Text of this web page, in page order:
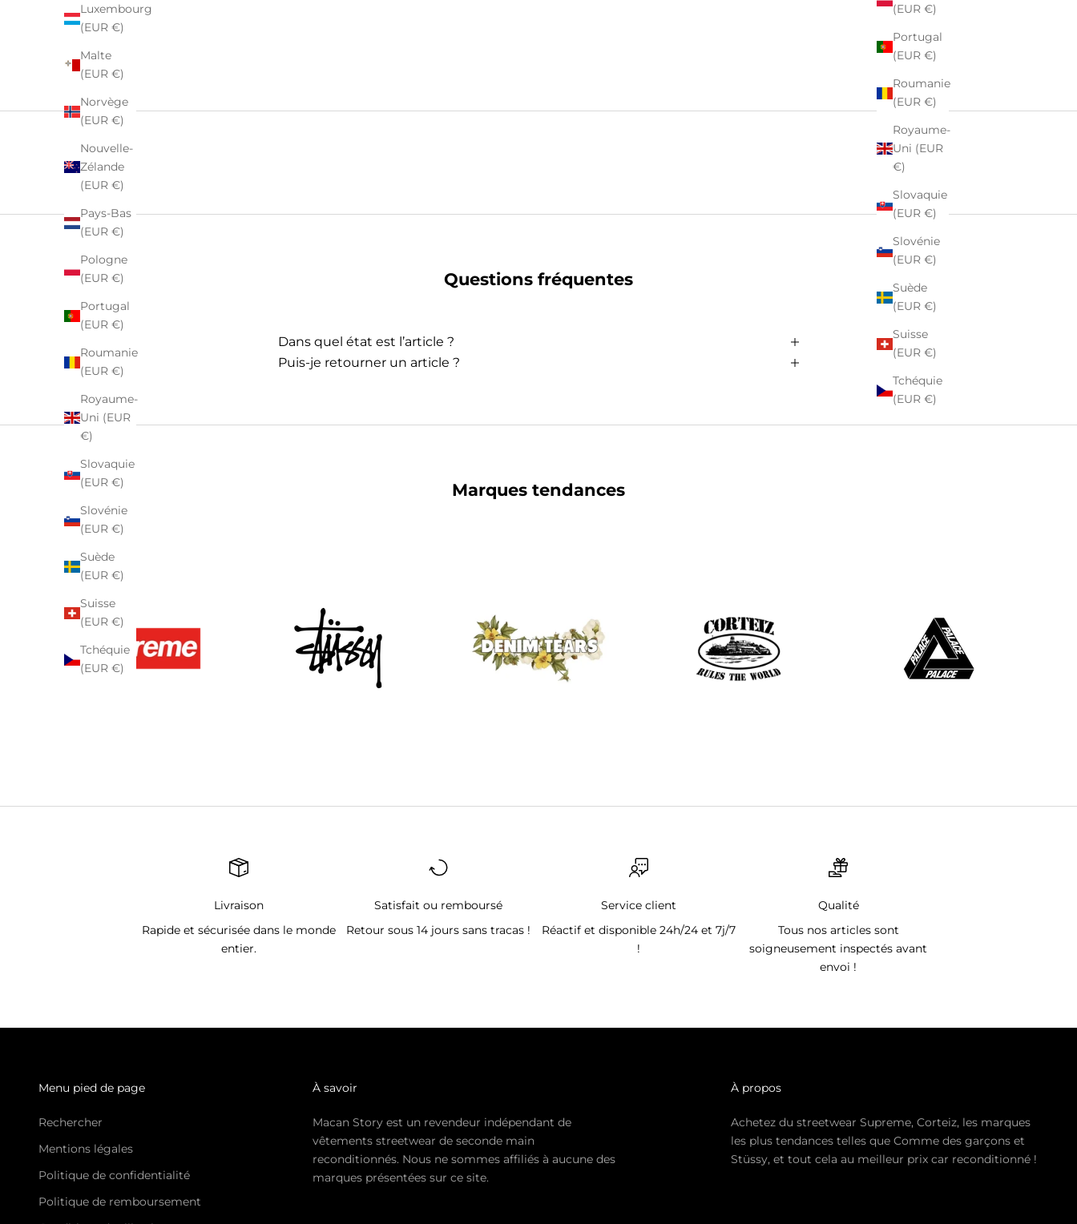
(EUR €)
Portugal
(EUR €)
Roumanie
(EUR €)
Royaume-
Uni (EUR
€)
Slovaquie
(EUR €)
Slovénie
(EUR €)
Suède
(EUR €)
Suisse
(EUR €)
Tchéquie
(EUR €)
Luxembourg
(EUR €)
Malte
(EUR €)
Norvège
(EUR €)
Nouvelle-
Zélande
(EUR €)
Pays-Bas
(EUR €)
Pologne
(EUR €)
Portugal
(EUR €)
Roumanie
(EUR €)
Royaume-
Uni (EUR
€)
Slovaquie
(EUR €)
Slovénie
(EUR €)
Suède
(EUR €)
Suisse
(EUR €)
Tchéquie
(EUR €)
Questions fréquentes
Dans quel état est l’article ?
Puis-je retourner un article ?
Marques tendances
Livraison
Rapide et sécurisée dans le monde
entier.
Satisfait ou remboursé
Retour sous 14 jours sans tracas !
Service client
Réactif et disponible 24h/24 et 7j/7
!
Qualité
Tous nos articles sont
soigneusement inspectés avant
envoi !
Menu pied de page
Rechercher
Mentions légales
Politique de confidentialité
Politique de remboursement
À savoir
Macan Story est un revendeur indépendant de
vêtements streetwear de seconde main
reconditionnés. Nous ne sommes affiliés à aucune des
marques présentées sur ce site.
À propos
Achetez du streetwear Supreme, Corteiz, les marques
les plus tendances telles que Comme des garçons et
Stüssy, et tout cela au meilleur prix car reconditionné !